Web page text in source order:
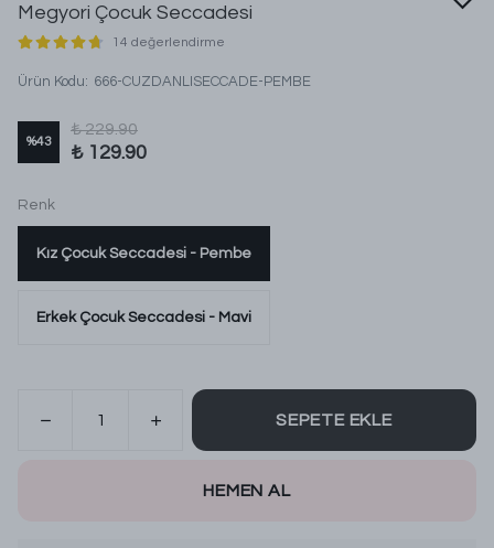
Megyori Çocuk Seccadesi
14 değerlendirme
Ürün Kodu: 666-CUZDANLISECCADE-PEMBE
%43
₺ 229.90
₺ 129.90
Renk
Kız Çocuk Seccadesi - Pembe
Erkek Çocuk Seccadesi - Mavi
SEPETE EKLE
HEMEN AL